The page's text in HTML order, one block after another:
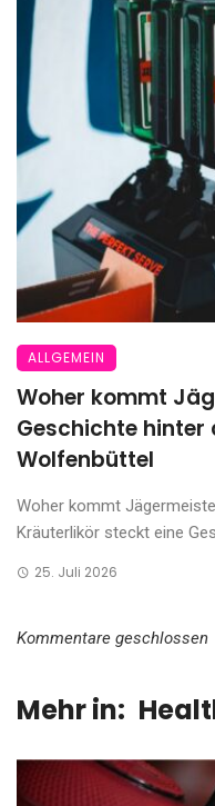
ALLGEMEIN
Woher kommt
Geschichte hinter
Wolfenbüttel
Woher kommt
Kräuterlikör steckt eine
25. Juli 2026
Kommentare geschlossen
Mehr in: